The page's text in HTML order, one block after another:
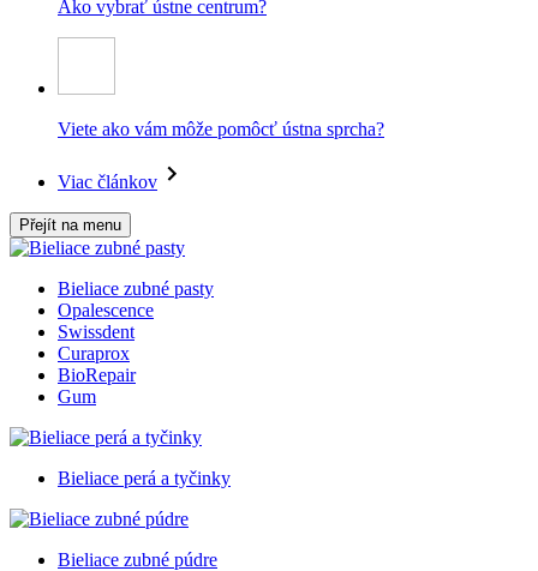
Ako vybrať ústne centrum?
Viete ako vám môže pomôcť ústna sprcha?
Viac článkov
Přejít na menu
Bieliace zubné pasty
Opalescence
Swissdent
Curaprox
BioRepair
Gum
Bieliace perá a tyčinky
Bieliace zubné púdre